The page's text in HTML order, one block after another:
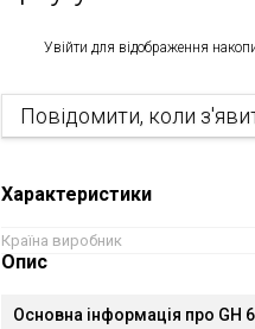
Увійти для відображення
Повідомити, коли
Характеристики
Країна виробник
Опис
Основна інформація про GH